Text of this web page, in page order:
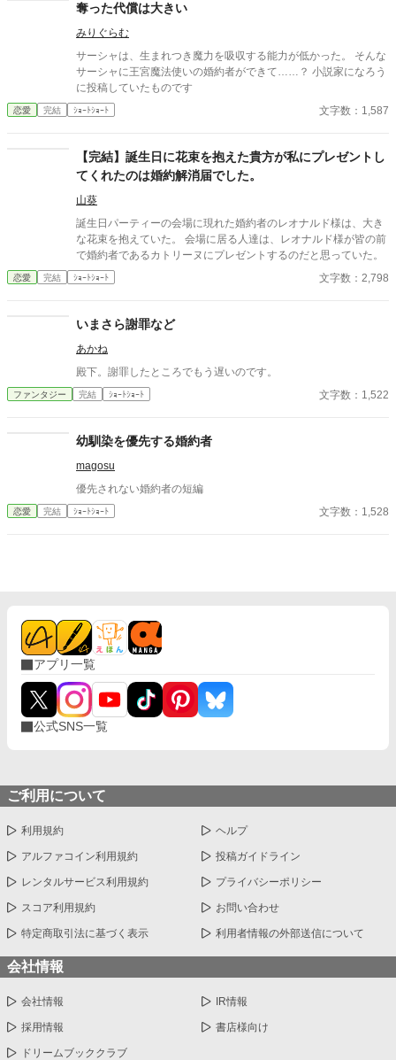
奪った代償は大きい
みりぐらむ
サーシャは、生まれつき魔力を吸収する能力が低かった。 そんな
サーシャに王宮魔法使いの婚約者ができて……？ 小説家になろう
に投稿していたものです
恋愛 完結 ｼｮｰﾄｼｮｰﾄ 文字数：1,587
【完結】誕生日に花束を抱えた貴方が私にプレゼントし
てくれたのは婚約解消届でした。
山葵
誕生日パーティーの会場に現れた婚約者のレオナルド様は、大き
な花束を抱えていた。 会場に居る人達は、レオナルド様が皆の前
で婚約者であるカトリーヌにプレゼントするのだと思っていた。
恋愛 完結 ｼｮｰﾄｼｮｰﾄ 文字数：2,798
いまさら謝罪など
あかね
殿下。謝罪したところでもう遅いのです。
ファンタジー 完結 ｼｮｰﾄｼｮｰﾄ 文字数：1,522
幼馴染を優先する婚約者
magosu
優先されない婚約者の短編
恋愛 完結 ｼｮｰﾄｼｮｰﾄ 文字数：1,528
アプリ一覧
公式SNS一覧
ご利用について
利用規約 ヘルプ
アルファコイン利用規約 投稿ガイドライン
レンタルサービス利用規約 プライバシーポリシー
スコア利用規約 お問い合わせ
特定商取引法に基づく表示 利用者情報の外部送信について
会社情報
会社情報 IR情報
採用情報 書店様向け
ドリームブッククラブ